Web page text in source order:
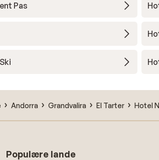
Pas
Andorra Grandvalira El Tarter Hotel
Populære lande